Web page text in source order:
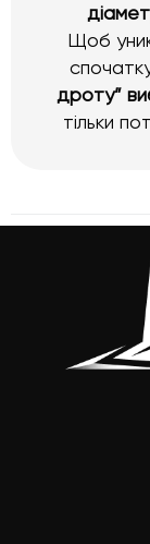
Щоб
дроту”
тільки